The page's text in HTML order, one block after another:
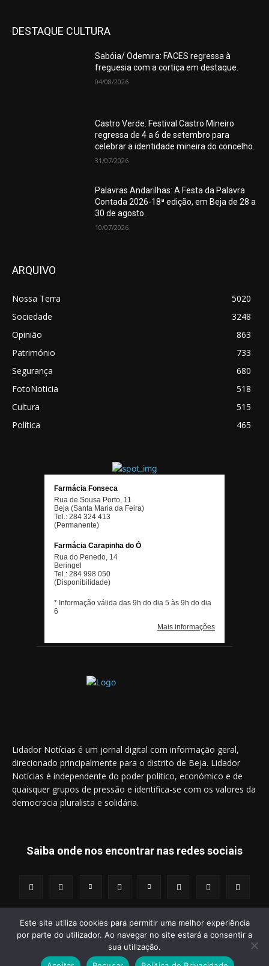
DESTAQUE CULTURA
Sabóia/ Odemira: FACES regressa à
freguesia com a cortiça em destaque.
04/08/2026
Castro Verde: Festival Castro Mineiro
regressa de 4 a 6 de setembro para
celebrar a identidade mineira do concelho.
31/07/2026
Palavras Andarilhas: A Festa da Palavra
Contada 2026-18ª edição, em Beja de 28 a
30 de agosto.
10/07/2026
ARQUIVO
Nossa Terra
5020
Sociedade
3248
Opinião
863
Património
733
Segurança
680
FotoNoticia
518
Cultura
515
Política
465
Lidador Notícias é um jornal digital com informação geral,
direcionado principalmente para o distrito de Beja. Lidador
Notícias é independente do poder político, económico e de
quaisquer grupos de pressão e identifica-se com os valores da
democracia pluralista e solidária.
Saiba onde nos encontrar nas redes sociais
© 2014 - 2025 Lidador Notícias. | Todos os Direitos Reservados.
Este site utiliza cookies para permitir uma melhor experiência
por parte do utilizador. Ao navegar no site estará a consentir a
sua utilização.